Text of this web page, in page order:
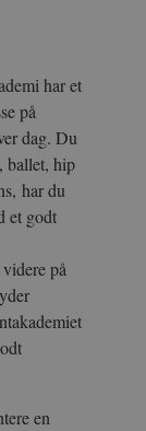
har et
på
dag. Du
ballet, hip
har du
et godt
på
en